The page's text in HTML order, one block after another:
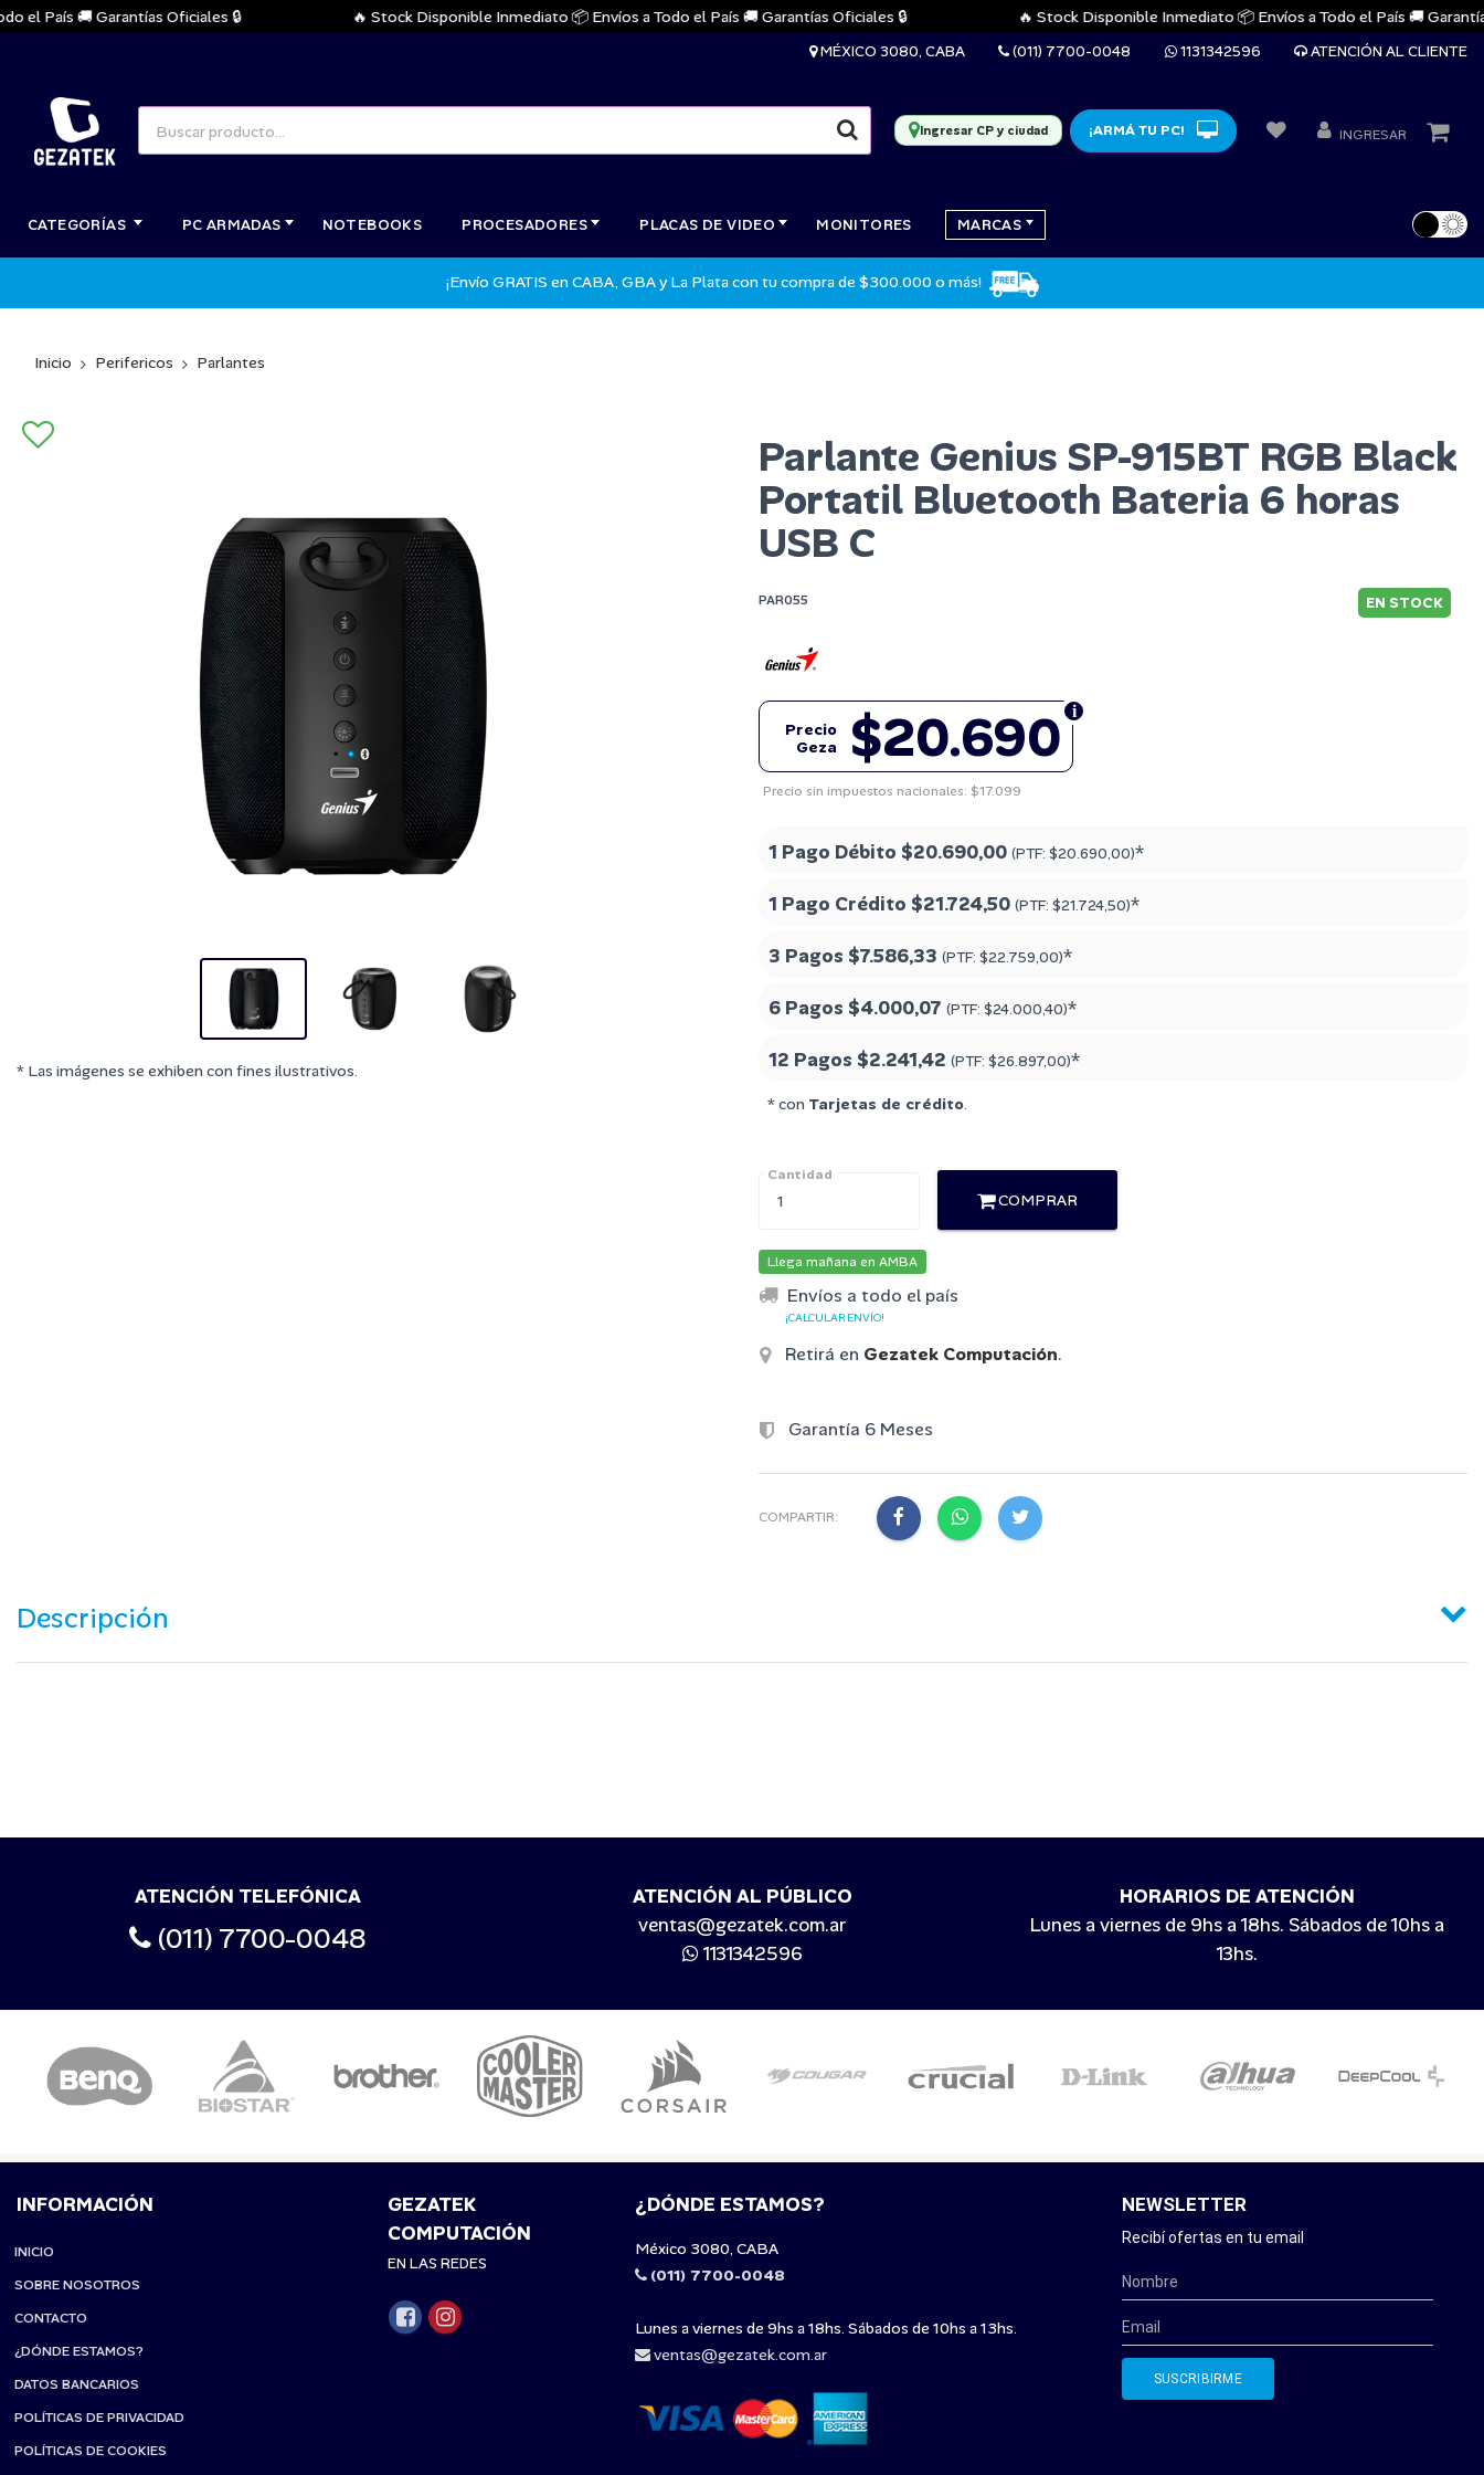
País 🚚 Garantías Oficiales 🔒 🔥 Stock Disponible Inmediato 📦 Envíos a Todo el País 🚚 Garantías Oficiales 🔒 🔥 Stock Disponible Inmediato 📦 Envíos a Todo el País 🚚 Garantías
MÉXICO 3080, CABA (011) 7700-0048 1131342596 ATENCIÓN AL CLIENTE
Ingresar CP y ciudad ¡ARMÁ TU PC! INGRESAR
CATEGORÍAS PC ARMADAS NOTEBOOKS PROCESADORES PLACAS DE VIDEO MONITORES MARCAS
¡Envío GRATIS en CABA, GBA y La Plata con tu compra de $300.000 o más!
Inicio Perifericos Parlantes
* Las imágenes se exhiben con fines ilustrativos.
Parlante Genius SP-915BT RGB Black
Portatil Bluetooth Bateria 6 horas
USB C
PAR055 EN STOCK
$20.690
Precio
Geza
Precio sin impuestos nacionales: $17.099
1 Pago Débito $20.690,00 (PTF: $20.690,00)*
1 Pago Crédito $21.724,50 (PTF: $21.724,50)*
3 Pagos $7.586,33 (PTF: $22.759,00)*
6 Pagos $4.000,07 (PTF: $24.000,40)*
12 Pagos $2.241,42 (PTF: $26.897,00)*
* con Tarjetas de crédito
Cantidad
COMPRAR
Llega mañana en AMBA
Envíos a todo el país
¡CALCULAR ENVÍO!
Retirá en Gezatek Computación.
Garantía 6 Meses
COMPARTIR:
Descripción
ATENCIÓN TELEFÓNICA
(011) 7700-0048
ATENCIÓN AL PÚBLICO
ventas@gezatek.com.ar
1131342596
HORARIOS DE ATENCIÓN
Lunes a viernes de 9hs a 18hs. Sábados de 10hs a
13hs.
INFORMACIÓN
INICIO
SOBRE NOSOTROS
CONTACTO
¿DÓNDE ESTAMOS?
DATOS BANCARIOS
POLÍTICAS DE PRIVACIDAD
POLÍTICAS DE COOKIES
GEZATEK
COMPUTACIÓN
EN LAS REDES
¿DÓNDE ESTAMOS?
México 3080, CABA
(011) 7700-0048
Lunes a viernes de 9hs a 18hs. Sábados de 10hs a 13hs.
ventas@gezatek.com.ar
NEWSLETTER
Recibí ofertas en tu email